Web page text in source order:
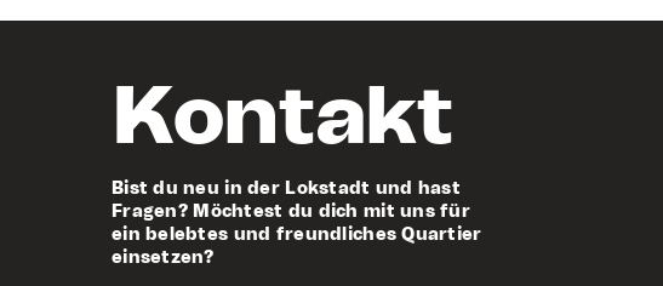
Kontakt
Bist du neu in der Lokstadt und hast
Fragen? M öchtest du dich mit uns für
ein belebtes und freundliches Quartier
einsetzen?